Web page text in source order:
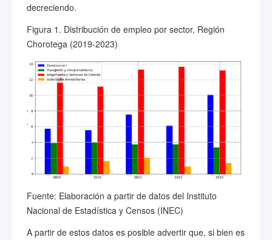
decreciendo.
Figura 1. Distribución de empleo por sector, Región
Chorotega (2019-2023)
Fuente: Elaboración a partir de datos del Instituto
Nacional de Estadística y Censos (INEC)
A partir de estos datos es posible advertir que, si bien es